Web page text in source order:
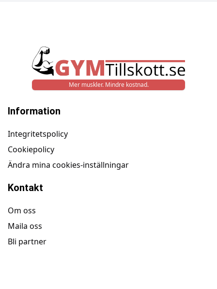
Mer muskler. Mindre kostnad.
Information
Integritetspolicy
Cookiepolicy
Ändra mina cookies-inställningar
Kontakt
Om oss
Maila oss
Bli partner